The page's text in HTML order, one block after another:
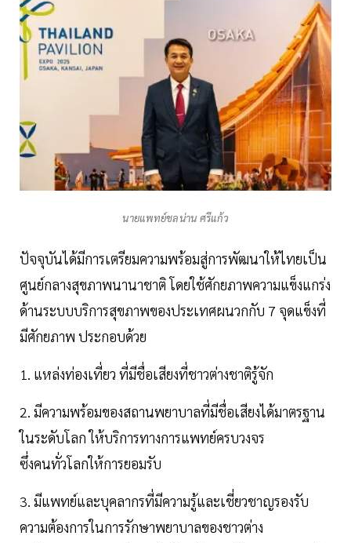
นายแพทย์ชลน่าน ศรีแก้ว
ปัจจุบันได้มีการเตรียมความพร้อมสู่การพัฒนาให้ไทยเป็น
ศูนย์กลางสุขภาพนานาชาติ โดยใช้ศักยภาพความแข็งแกร่ง
ด้านระบบบริการสุขภาพของประเทศผนวกกับ 7 จุดแข็งที่
มีศักยภาพ ประกอบด้วย
1. แหล่งท่องเที่ยว ที่มีชื่อเสียงที่ชาวต่างชาติรู้จัก
2. มีความพร้อมของสถานพยาบาลที่มีชื่อเสียงได้มาตรฐาน
ในระดับโลก ให้บริการทางการแพทย์ครบวงจร
ซึ่งคนทั่วโลกให้การยอมรับ
3. มีแพทย์และบุคลากรที่มีความรู้และเชี่ยวชาญรองรับ
ความต้องการในการรักษาพยาบาลของชาวต่าง